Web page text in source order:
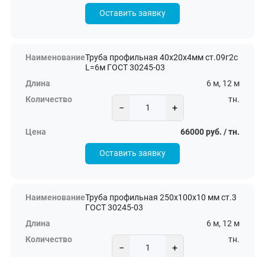
Оставить заявку
Труба профильная 40х20х4мм ст.09г2с
L=6м ГОСТ 30245-03
6 м, 12 м
− +
тн.
66000 руб. / тн.
Оставить заявку
Труба профильная 250х100х10 мм ст.3
ГОСТ 30245-03
6 м, 12 м
− +
тн.